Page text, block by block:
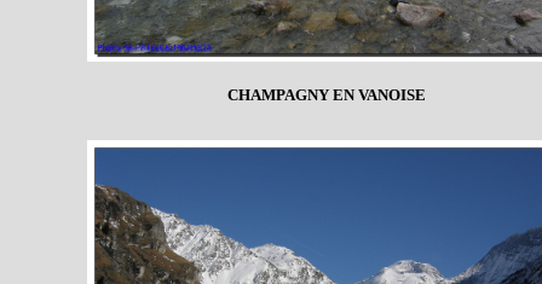
CHAMPAGNY EN VANOISE